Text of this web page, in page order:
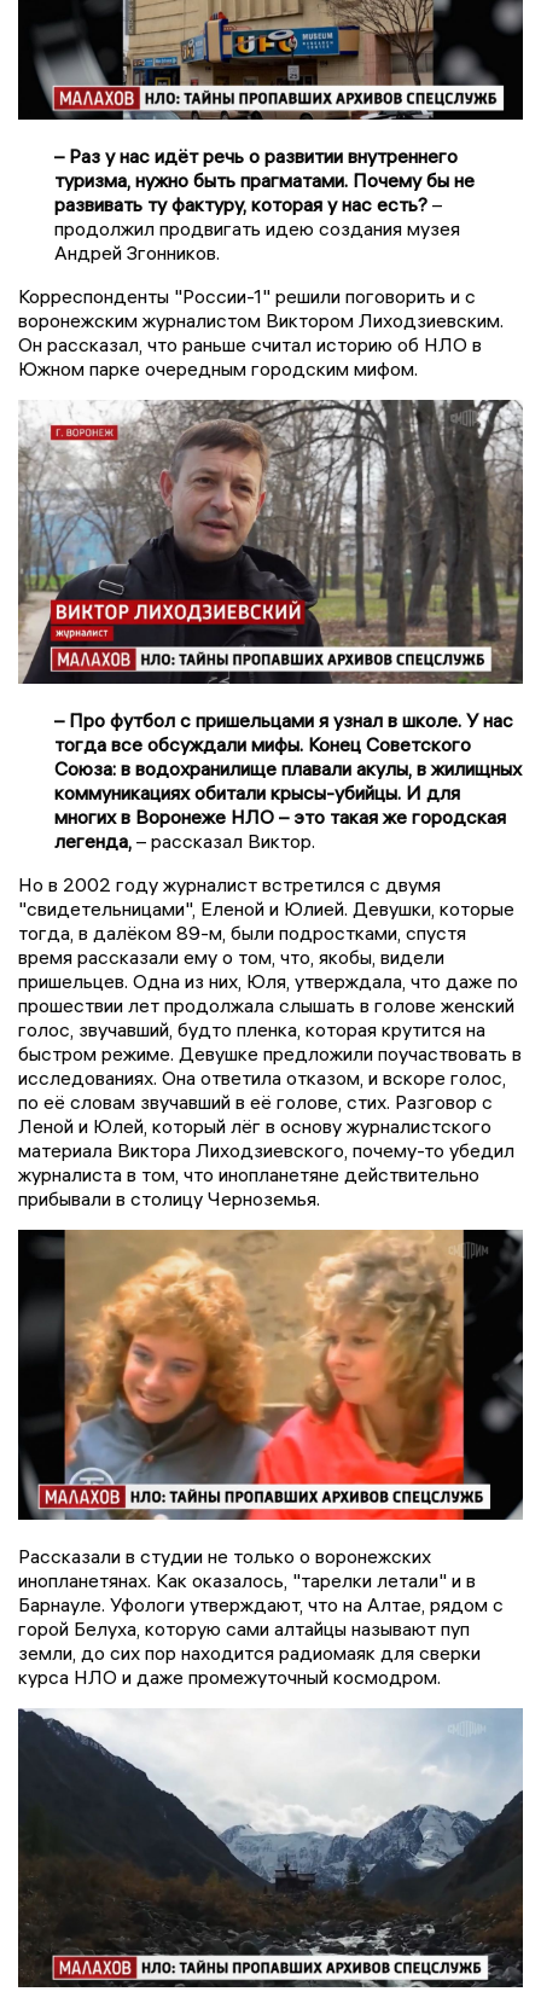
– Раз у нас идёт речь о развитии внутреннего
туризма, нужно быть прагматами. Почему бы не
развивать ту фактуру, которая у нас есть? –
продолжил продвигать идею создания музея
Андрей Згонников.
Корреспонденты "России-1" решили поговорить и с
воронежским журналистом Виктором Лиходзиевским.
Он рассказал, что раньше считал историю об НЛО в
Южном парке очередным городским мифом.
– Про футбол с пришельцами я узнал в школе. У нас
тогда все обсуждали мифы. Конец Советского
Союза: в водохранилище плавали акулы, в жилищных
коммуникациях обитали крысы-убийцы. И для
многих в Воронеже НЛО – это такая же городская
легенда, – рассказал Виктор.
Но в 2002 году журналист встретился с двумя
"свидетельницами", Еленой и Юлией. Девушки, которые
тогда, в далёком 89-м, были подростками, спустя
время рассказали ему о том, что, якобы, видели
пришельцев. Одна из них, Юля, утверждала, что даже по
прошествии лет продолжала слышать в голове женский
голос, звучавший, будто пленка, которая крутится на
быстром режиме. Девушке предложили поучаствовать в
исследованиях. Она ответила отказом, и вскоре голос,
по её словам звучавший в её голове, стих. Разговор с
Леной и Юлей, который лёг в основу журналистского
материала Виктора Лиходзиевского, почему-то убедил
журналиста в том, что инопланетяне действительно
прибывали в столицу Черноземья.
Рассказали в студии не только о воронежских
инопланетянах. Как оказалось, "тарелки летали" и в
Барнауле. Уфологи утверждают, что на Алтае, рядом с
горой Белуха, которую сами алтайцы называют пуп
земли, до сих пор находится радиомаяк для сверки
курса НЛО и даже промежуточный космодром.